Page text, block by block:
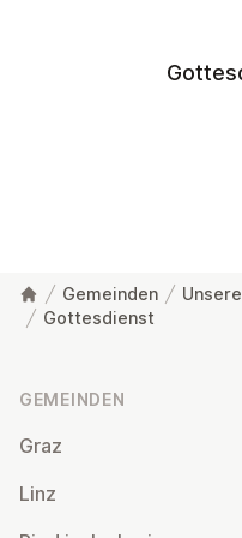
Gemeinden
Gottesdienst
GEMEINDEN
Graz
Linz